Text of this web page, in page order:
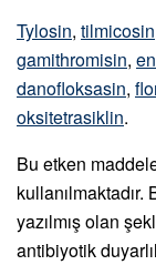
Tylosin, tilmicosin
gamithromisin,
danofloksasin,
oksitetrasiklin.
Bu etken
yazılmış olan
antibiyotik